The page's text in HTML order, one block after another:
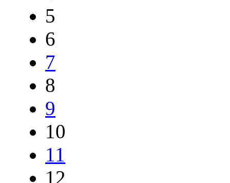
5
6
7
8
9
10
11
12